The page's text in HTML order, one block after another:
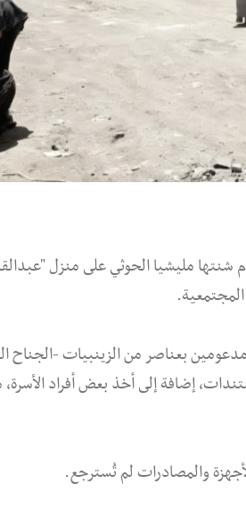
شنتها مليشيا الحوثي على منزل
بعناصر من الزينبيات -الجناح
إضافة إلى أخذ بعض أفراد